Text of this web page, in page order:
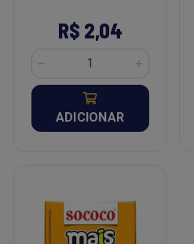
R$ 2,04
ADICIONAR